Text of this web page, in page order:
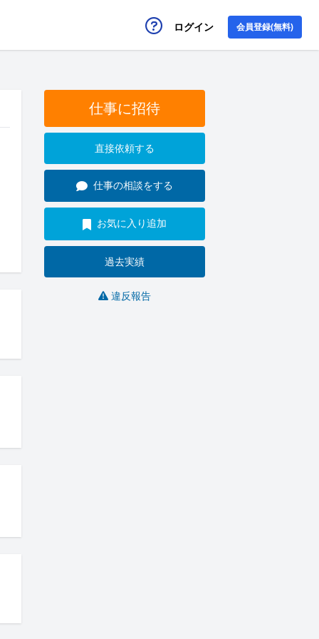
ログイン 会員登録(無料)
仕事に招待
直接依頼する
仕事の相談をする
お気に入り追加
過去実績
違反報告